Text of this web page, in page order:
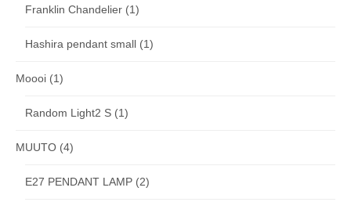
Franklin Chandelier (1)
Hashira pendant small (1)
Moooi (1)
Random Light2 S (1)
MUUTO (4)
E27 PENDANT LAMP (2)